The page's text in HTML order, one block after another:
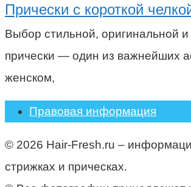
Прически с короткой
Выбор стильной, оригинальной
прически — один из важнейших
женском,
Правовая информация
© 2026 Hair-Fresh.ru –
стрижках и прическах.